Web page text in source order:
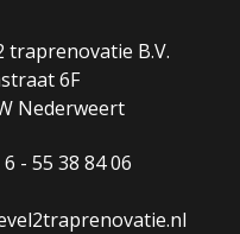
traprenovatie B.V.
6F
Nederweert
- 55 38 84 06